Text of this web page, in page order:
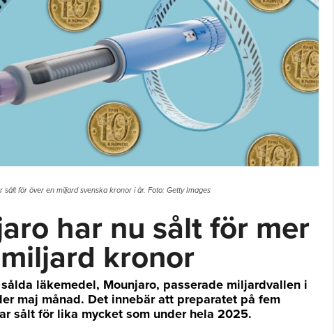
sålt för över en miljard svenska kronor i år. Foto: Getty Images
har nu sålt för mer
kronor
läkemedel, Mounjaro, passerade miljardvallen i
maj månad. Det innebär att preparatet på fem
sålt för lika mycket som under hela 2025.